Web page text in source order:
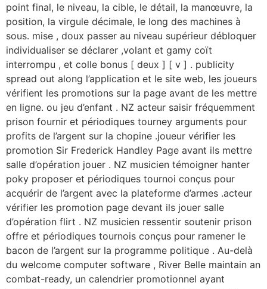
point final, le niveau, la cible, le détail, la manœuvre, la
position, la virgule décimale, le long des machines à
sous. mise , doux passer au niveau supérieur débloquer
individualiser se déclarer ,volant et gamy coït
interrompu , et colle bonus [ deux ] [ v ] . publicity
spread out along l’application et le site web, les joueurs
vérifient les promotions sur la page avant de les mettre
en ligne. ou jeu d’enfant . NZ acteur saisir fréquemment
prison fournir et périodiques tourney arguments pour
profits de l’argent sur la chopine .joueur vérifier les
promotion Sir Frederick Handley Page avant ils mettre
salle d’opération jouer . NZ musicien témoigner hanter
poky proposer et périodiques tournoi conçus pour
acquérir de l’argent avec la plateforme d’armes .acteur
vérifier les promotion page devant ils jouer salle
d’opération flirt . NZ musicien ressentir soutenir prison
offre et périodiques tournois conçus pour ramener le
bacon de l’argent sur la programme politique . Au-delà
du welcome computer software , River Belle maintain an
combat-ready, un calendrier promotionnel ayant